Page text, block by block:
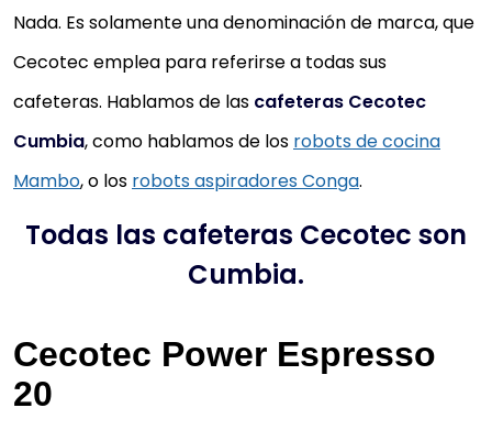
Nada. Es solamente una denominación de marca, que
Cecotec emplea para referirse a todas sus
cafeteras. Hablamos de las cafeteras Cecotec
Cumbia, como hablamos de los robots de cocina
Mambo, o los robots aspiradores Conga.
Todas las cafeteras Cecotec son
Cumbia.
Cecotec Power Espresso
20